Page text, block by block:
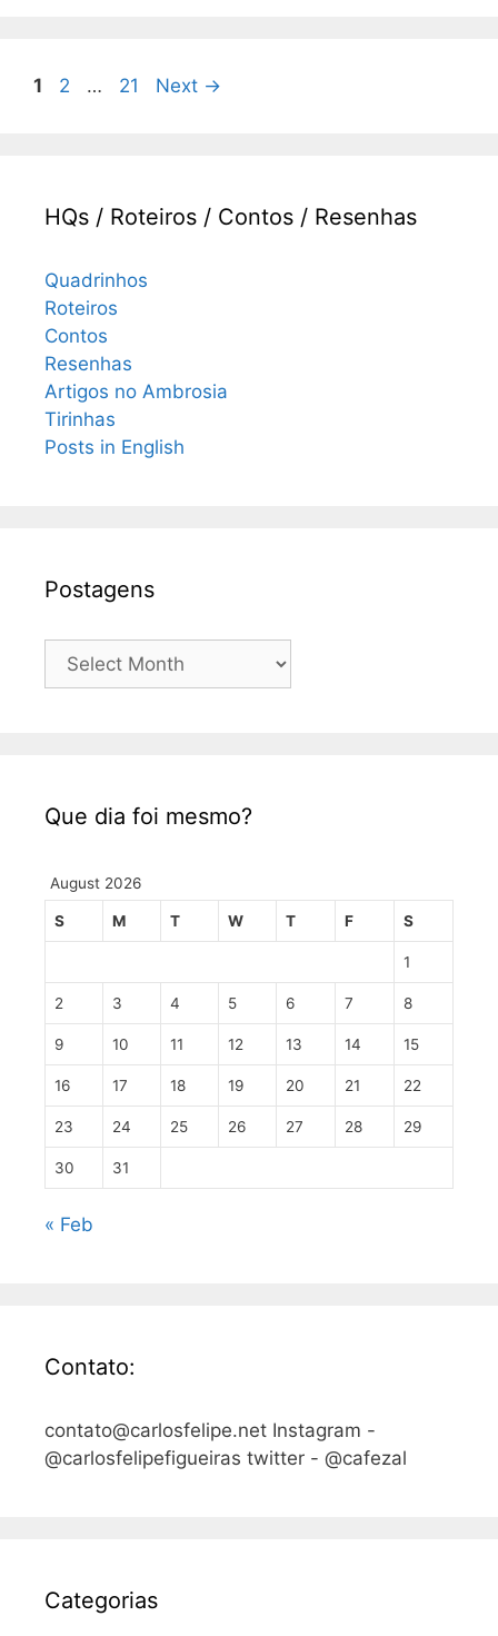
Page
1 Page
2 … Page
21 Next →
HQs / Roteiros / Contos / Resenhas
Quadrinhos
Roteiros
Contos
Resenhas
Artigos no Ambrosia
Tirinhas
Posts in English
Postagens
Postagens
Que dia foi mesmo?
August 2026
S M T W T F S
1
2 3 4 5 6 7 8
9 10 11 12 13 14 15
16 17 18 19 20 21 22
23 24 25 26 27 28 29
30 31
« Feb
Contato:
contato@carlosfelipe.net Instagram -
@carlosfelipefigueiras twitter - @cafezal
Categorias